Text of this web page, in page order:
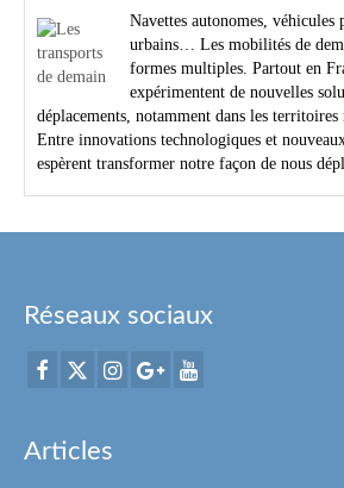
Navettes autonomes, véhicules
urbains… Les mobilités de
formes multiples. Partout en
expérimentent de nouvelles
déplacements, notamment dans les
Entre innovations technologiques et
espèrent transformer notre façon de nous
Réseaux sociaux
Articles